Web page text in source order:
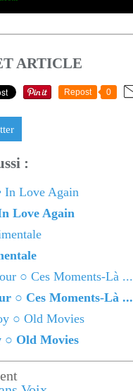
ARTICLE
Repost 0
:
Love Again
○ Ces Moments-Là ...
○ Old Movies